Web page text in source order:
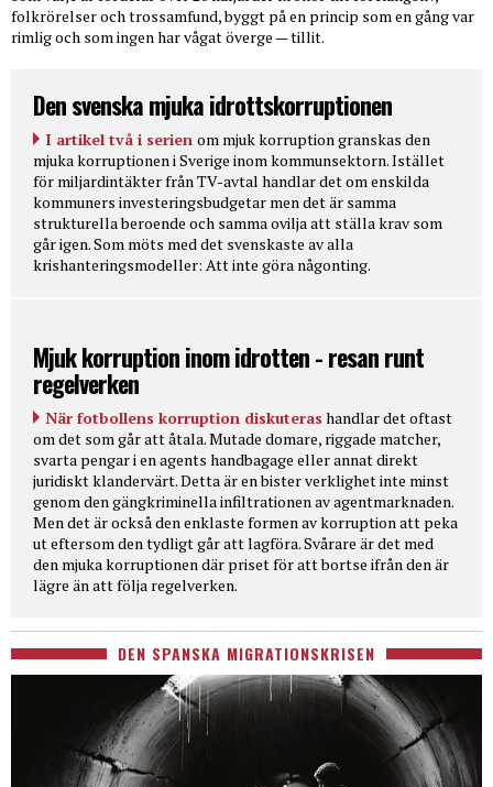
folkrörelser och trossamfund, byggt på en princip som en gång var
rimlig och som ingen har vågat överge — tillit.
Den svenska mjuka idrottskorruptionen
I artikel två i serien om mjuk korruption granskas den
mjuka korruptionen i Sverige inom kommunsektorn. Istället
för miljardintäkter från TV-avtal handlar det om enskilda
kommuners investeringsbudgetar men det är samma
strukturella beroende och samma ovilja att ställa krav som
går igen. Som möts med det svenskaste av alla
krishanteringsmodeller: Att inte göra någonting.
Mjuk korruption inom idrotten - resan runt
regelverken
När fotbollens korruption diskuteras handlar det oftast
om det som går att åtala. Mutade domare, riggade matcher,
svarta pengar i en agents handbagage eller annat direkt
juridiskt klandervärt. Detta är en bister verklighet inte minst
genom den gängkriminella infiltrationen av agentmarknaden.
Men det är också den enklaste formen av korruption att peka
ut eftersom den tydligt går att lagföra. Svårare är det med
den mjuka korruptionen där priset för att bortse ifrån den är
lägre än att följa regelverken.
DEN SPANSKA MIGRATIONSKRISEN